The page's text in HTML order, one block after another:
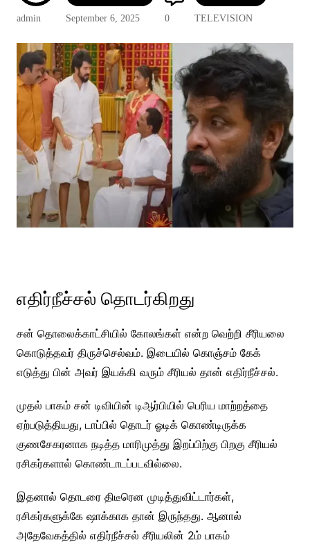
admin September 6, 2025 0 TELEVISION
எதிர்நீச்சல் தொடர்கிறது
சன் தொலைக்காட்சியில் கோலங்கள் என்ற வெற்றி சீரியலை
கொடுத்தவர் திருச்செல்வம். இடையில் கொஞ்சம் கேக்
எடுத்து பின் அவர் இயக்கி வரும் சீரியல் தான் எதிர்நீச்சல்.
முதல் பாகம் சன் டிவியின் டிஆர்பியில் பெரிய மாற்றத்தை
ஏற்படுத்தியது, டாப்பில் தொடர் ஓடிக் கொண்டிருக்க
குணசேகரனாக நடித்த மாரிமுத்து இறப்பிற்கு பிறகு சீரியல்
ரசிகர்களால் கொண்டாடப்படவில்லை.
இதனால் தொடரை திடீரென முடித்துவிட்டார்கள்,
ரசிகர்களுக்கே ஷாக்காக தான் இருந்தது. ஆனால்
அதேவேகத்தில் எதிர்நீச்சல் சீரியலின் 2ம் பாகம்